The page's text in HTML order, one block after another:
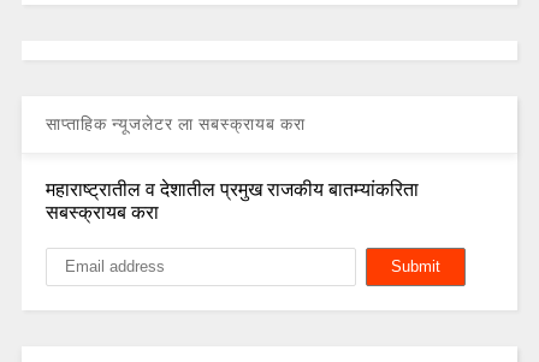
साप्ताहिक न्यूजलेटर ला सबस्क्रायब करा
महाराष्ट्रातील व देशातील प्रमुख राजकीय बातम्यांकरिता
सबस्क्रायब करा